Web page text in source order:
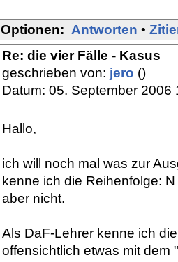
Optionen: Antworten •
Re: die vier Fälle - Kasus
geschrieben von: jero ()
Datum: 05. September 2006
Hallo,
ich will noch mal was zur
kenne ich die Reihenfolge:
aber nicht.
Als DaF-Lehrer kenne ich
offensichtlich etwas mit dem